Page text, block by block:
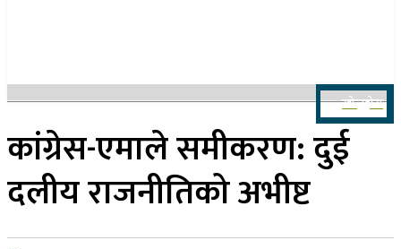
खोज्नुहोस
कांग्रेस-एमाले समीकरण: दुई
दलीय राजनीतिको अभीष्ट